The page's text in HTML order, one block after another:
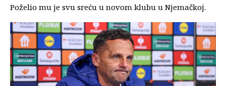
Poželio mu je svu sreću u novom klubu u Njemačkoj.